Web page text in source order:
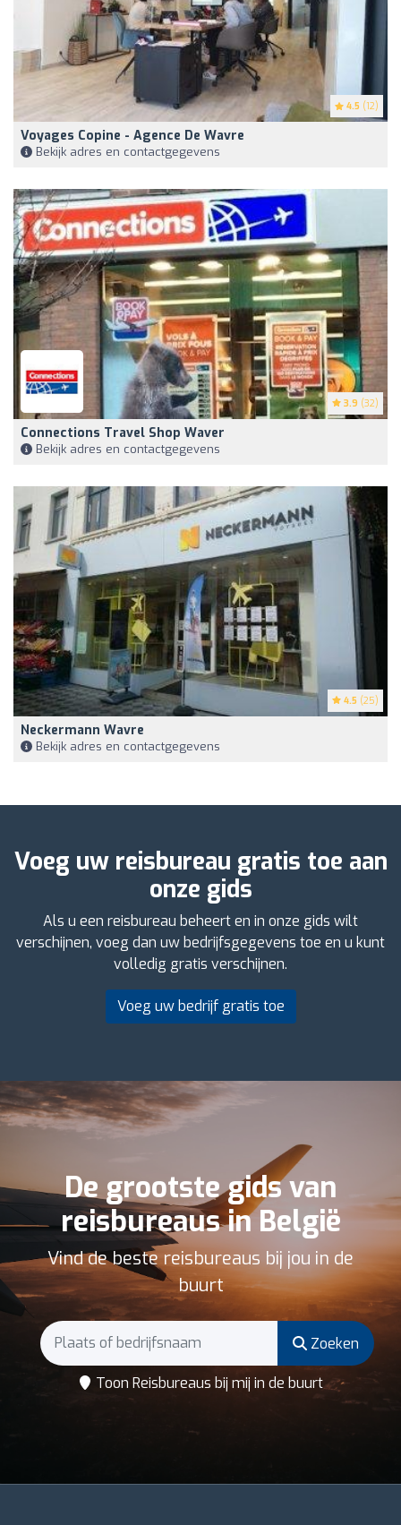
4.5 (12)
Voyages Copine - Agence De Wavre
Bekijk adres en contactgegevens
3.9 (32)
Connections Travel Shop Waver
Bekijk adres en contactgegevens
4.5 (25)
Neckermann Wavre
Bekijk adres en contactgegevens
Voeg uw reisbureau gratis toe aan
onze gids
Als u een reisbureau beheert en in onze gids wilt
verschijnen, voeg dan uw bedrijfsgegevens toe en u kunt
volledig gratis verschijnen.
Voeg uw bedrijf gratis toe
De grootste gids van
reisbureaus in België
Vind de beste reisbureaus bij jou in de
buurt
Zoeken
Toon Reisbureaus bij mij in de buurt